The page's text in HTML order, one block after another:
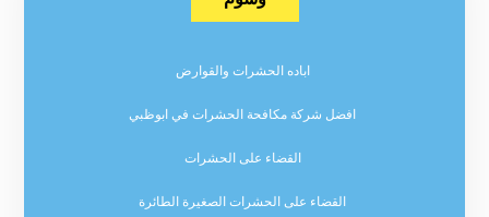
اباده الحشرات والقوارض
افضل شركة مكافحة الحشرات في ابوظبي
القضاء على الحشرات
القضاء على الحشرات الصغيرة الطائرة